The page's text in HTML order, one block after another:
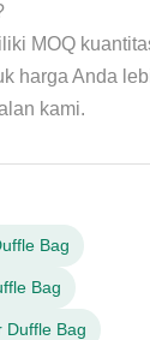
MOQ
harga Anda
kami.
Bag
Bag
Duffle Bag